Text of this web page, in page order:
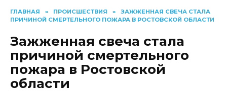
ГЛАВНАЯ » ПРОИСШЕСТВИЯ »
ЗАЖЖЕННАЯ СВЕЧА СТАЛА
ПРИЧИНОЙ СМЕРТЕЛЬНОГО ПОЖАРА В РОСТОВСКОЙ ОБЛАСТИ
Зажженная свеча стала
причиной смертельного
пожара в Ростовской
области